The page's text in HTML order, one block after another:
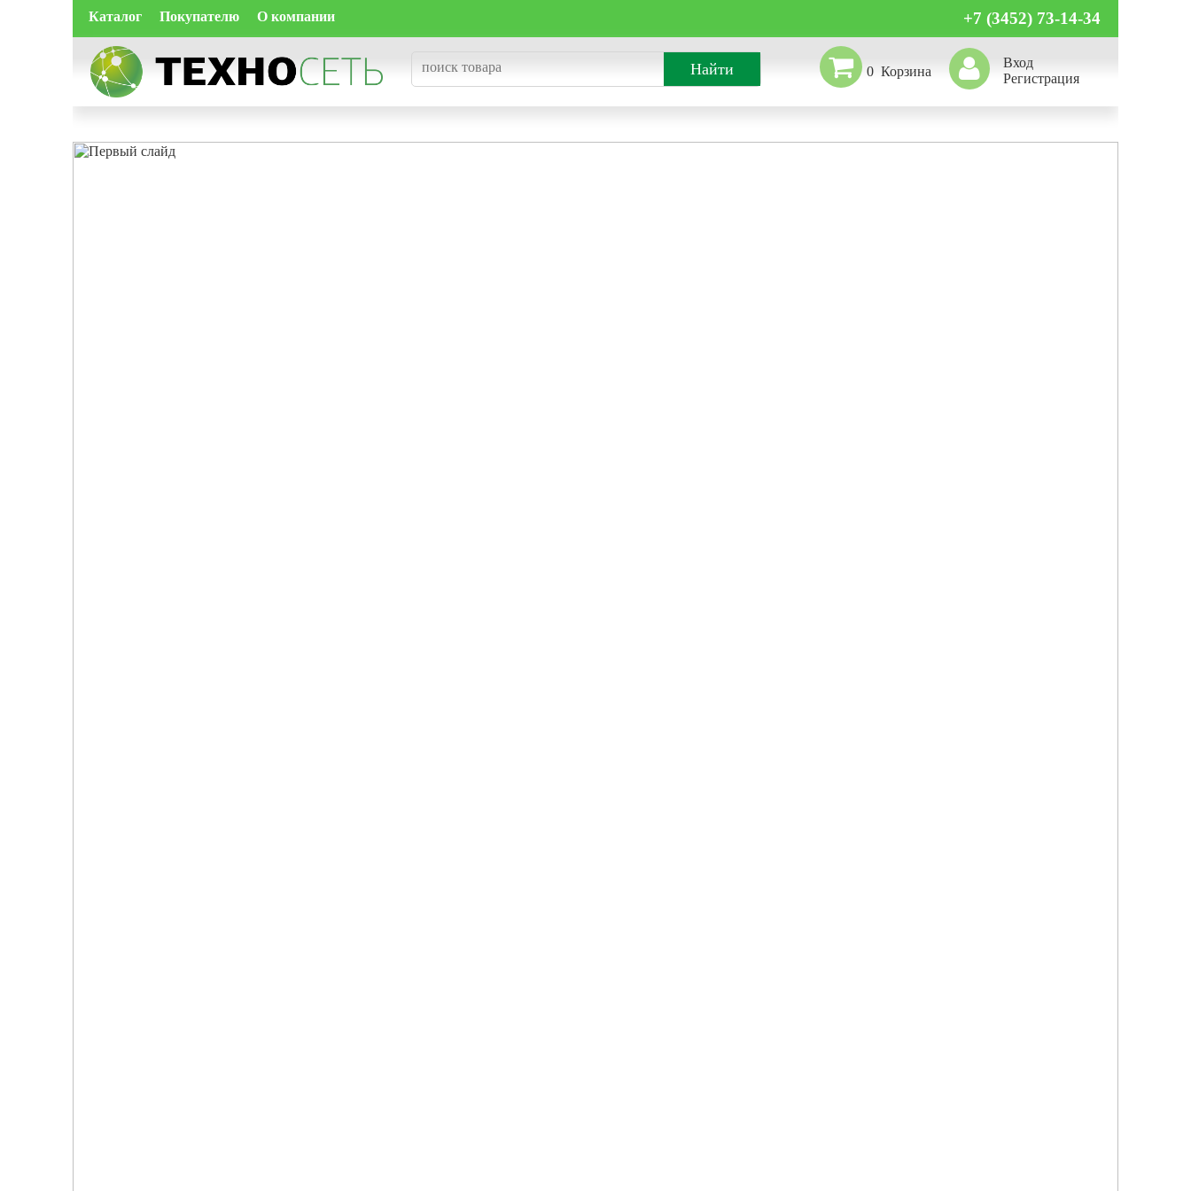
Каталог Покупателю О компании +7 (3452) 73-14-34
Вход
Регистрация
0